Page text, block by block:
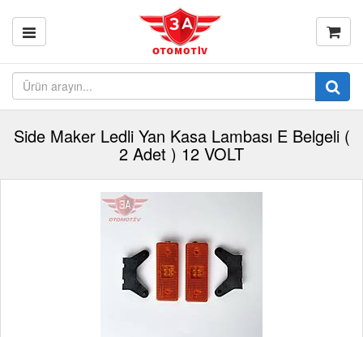
Side Maker Ledli Yan Kasa Lambası E Belgeli (
2 Adet ) 12 VOLT